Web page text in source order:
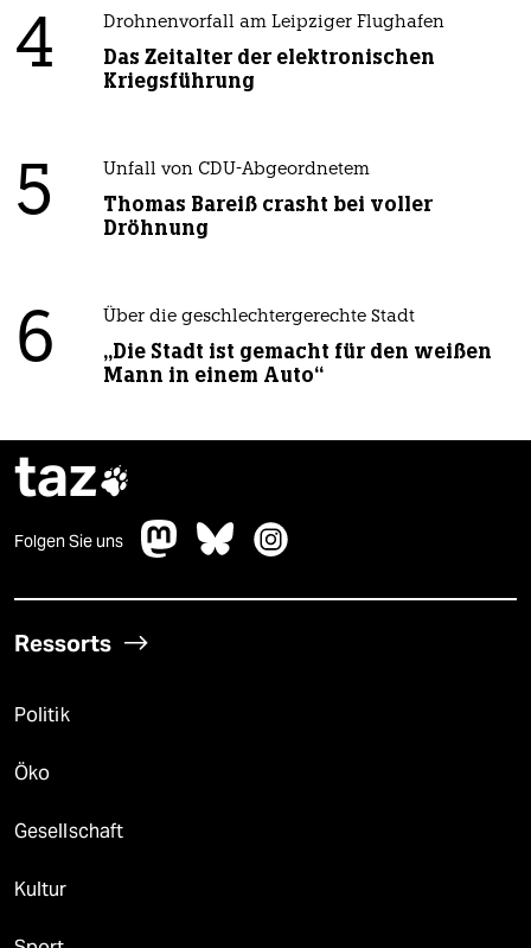
4 Drohnenvorfall am Leipziger Flughafen
Das Zeitalter der elektronischen
Kriegsführung
5 Unfall von CDU-Abgeordnetem
Thomas Bareiß crasht bei voller
Dröhnung
6 Über die geschlechtergerechte Stadt
„Die Stadt ist gemacht für den weißen
Mann in einem Auto“
taz
Folgen Sie uns
Ressorts
Politik
Öko
Gesellschaft
Kultur